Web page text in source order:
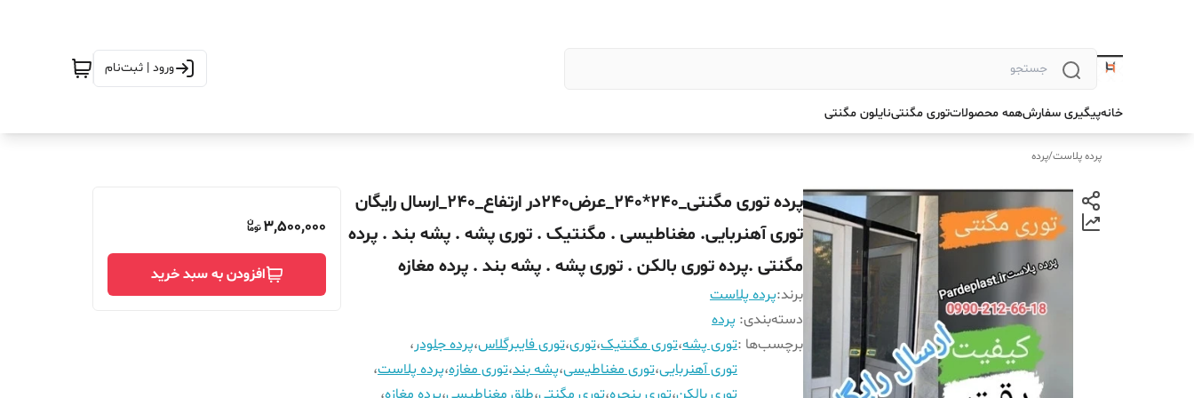
ورود | ثبت‌نام
خانهپیگیری سفارشهمه محصولاتتوری مگنتینایلون مگنتی
پرده پلاست/پرده
پرده توری مگنتی_240*240_عرض240در ارتفاع_240_ارسال رایگان
توری آهنربایی. مغناطیسی . مگنتیک . توری پشه . پشه بند . پرده
مگنتی .پرده توری بالکن . توری پشه . پشه بند . پرده مغازه
برند:پرده پلاست
دسته‌بندی: پرده
برچسب‌ها :توری پشه،توری مگنتیک،توری،توری فایبرگلاس،پرده جلودر،
توری آهنربایی،توری مغناطیسی،پشه بند،توری مغازه،پرده پلاست،
3,500,000
افزودن به سبد خرید